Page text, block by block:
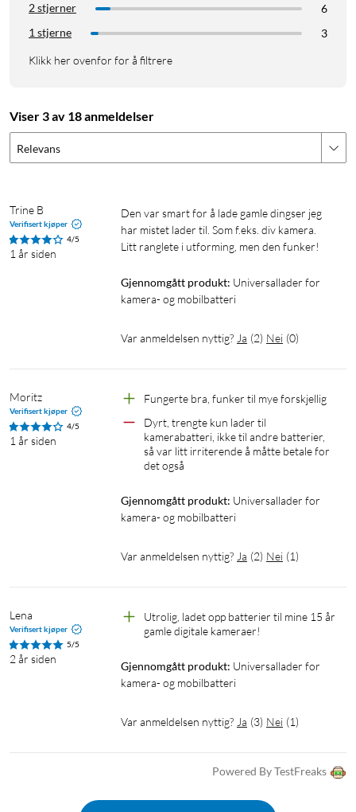
2 stjerner
6
1 stjerne
3
Klikk her ovenfor for å filtrere
Viser 3 av 18 anmeldelser
Relevans
Trine B
Verifisert kjøper
4/5
1 år siden
Den var smart for å lade gamle dingser jeg
har mistet lader til. Som f.eks. div kamera.
Litt ranglete i utforming, men den funker!
Gjennomgått produkt: Universallader for
kamera- og mobilbatteri
Var anmeldelsen nyttig? Ja (2) Nei (0)
Moritz
Verifisert kjøper
4/5
1 år siden
Fungerte bra, funker til mye forskjellig
Dyrt, trengte kun lader til
kamerabatteri, ikke til andre batterier,
så var litt irriterende å måtte betale for
det også
Gjennomgått produkt: Universallader for
kamera- og mobilbatteri
Var anmeldelsen nyttig? Ja (2) Nei (1)
Lena
Verifisert kjøper
5/5
2 år siden
Utrolig, ladet opp batterier til mine 15 år
gamle digitale kameraer!
Gjennomgått produkt: Universallader for
kamera- og mobilbatteri
Var anmeldelsen nyttig? Ja (3) Nei (1)
Powered By TestFreaks